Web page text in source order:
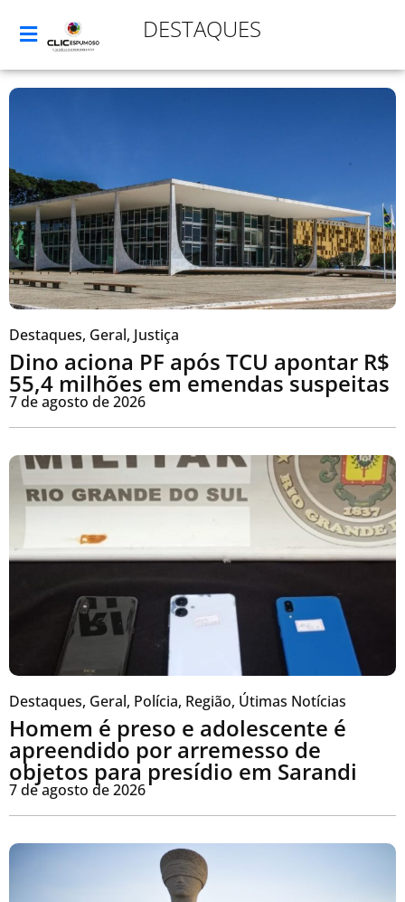
DESTAQUES
Destaques, Geral, Justiça
Dino aciona PF após TCU apontar R$
55,4 milhões em emendas suspeitas
7 de agosto de 2026
Destaques, Geral, Polícia, Região, Útimas Notícias
Homem é preso e adolescente é
apreendido por arremesso de
objetos para presídio em Sarandi
7 de agosto de 2026